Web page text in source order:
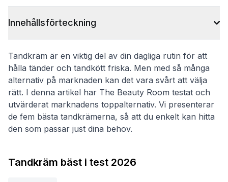
Innehållsförteckning
Tandkräm är en viktig del av din dagliga rutin för att
hålla tänder och tandkött friska. Men med så många
alternativ på marknaden kan det vara svårt att välja
rätt. I denna artikel har The Beauty Room testat och
utvärderat marknadens toppalternativ. Vi presenterar
de fem bästa tandkrämerna, så att du enkelt kan hitta
den som passar just dina behov.
Tandkräm bäst i test 2026